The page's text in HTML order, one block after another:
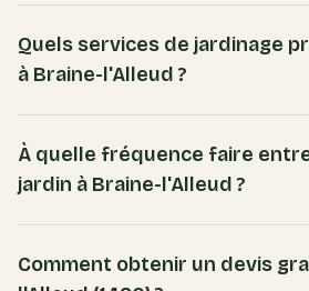
Quels services de jardinage
à Braine-l'Alleud ?
entretien de jardin complet, tonte de
(tilleul à grandes feuilles, frêne
votre extérieur.
À quelle fréquence faire
jardin à Braine-l'Alleud ?
active va d'avril à octobre. Nous
Comment obtenir un devis